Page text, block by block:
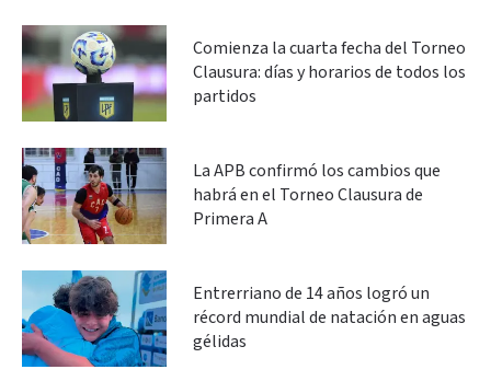
Comienza la cuarta fecha del Torneo
Clausura: días y horarios de todos los
partidos
La APB confirmó los cambios que
habrá en el Torneo Clausura de
Primera A
Entrerriano de 14 años logró un
récord mundial de natación en aguas
gélidas